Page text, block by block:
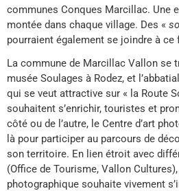
communes Conques Marcillac. Une
montée dans chaque village. Des «
pourraient également se joindre à ce
La commune de Marcillac Vallon se
musée Soulages à Rodez, et
qui se veut attractive sur « la Route
souhaitent s’enrichir, touristes et
côté ou de l’autre, le Centre d’art
là pour participer au parcours de
son territoire. En lien étroit avec
(Office de Tourisme, Vallon Cultures),
photographique souhaite vivement